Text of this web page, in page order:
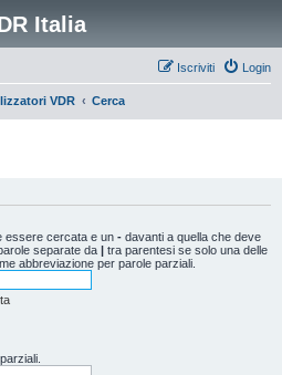
Italia
Login
Iscriviti
VDR Cerca
essere cercata e un - davanti a quella che deve
separate da | tra parentesi se solo una delle
abbreviazione per parole parziali.